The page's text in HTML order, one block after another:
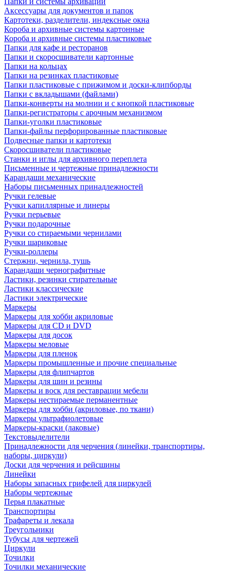
Аксессуары для документов и папок
Картотеки, разделители, индексные окна
Короба и архивные системы картонные
Короба и архивные системы пластиковые
Папки для кафе и ресторанов
Папки и скоросшиватели картонные
Папки на кольцах
Папки на резинках пластиковые
Папки пластиковые с прижимом и доски-клипборды
Папки с вкладышами (файлами)
Папки-конверты на молнии и с кнопкой пластиковые
Папки-регистраторы с арочным механизмом
Папки-уголки пластиковые
Папки-файлы перфорированные пластиковые
Подвесные папки и картотеки
Скоросшиватели пластиковые
Станки и иглы для архивного переплета
Письменные и чертежные принадлежности
Карандаши механические
Наборы письменных принадлежностей
Ручки гелевые
Ручки капиллярные и линеры
Ручки перьевые
Ручки подарочные
Ручки со стираемыми чернилами
Ручки шариковые
Ручки-роллеры
Стержни, чернила, тушь
Карандаши чернографитные
Ластики, резинки стирательные
Ластики классические
Ластики электрические
Маркеры
Маркеры для хобби акриловые
Маркеры для CD и DVD
Маркеры для досок
Маркеры меловые
Маркеры для пленок
Маркеры промышленные и прочие специальные
Маркеры для флипчартов
Маркеры для шин и резины
Маркеры и воск для реставрации мебели
Маркеры нестираемые перманентные
Маркеры для хобби (акриловые, по ткани)
Маркеры ультрафиолетовые
Маркеры-краски (лаковые)
Текстовыделители
Принадлежности для черчения (линейки, транспортиры,
наборы, циркули)
Доски для черчения и рейсшины
Линейки
Наборы запасных грифелей для циркулей
Наборы чертежные
Перья плакатные
Транспортиры
Трафареты и лекала
Треугольники
Тубусы для чертежей
Циркули
Точилки
Точилки механические